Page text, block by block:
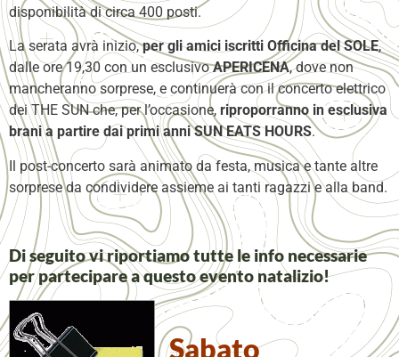
disponibilità di circa 400 posti.
La serata avrà inizio,per gli amici iscritti Officina del SOLE,
dalle ore 19,30 con un esclusivoAPERICENA, dove non
mancheranno sorprese, e continuerà con il concerto elettrico
dei THE SUN che, per l’occasione, riproporranno in esclusiva
brani a partire dai primi anni SUN EATS HOURS.
Il post-concerto sarà animato da festa, musica e tante altre
sorprese da condividere assieme ai tanti ragazzi e alla band.
Di seguito vi riportiamo tutte le info necessarie
per partecipare a questo evento natalizio!
Sabato